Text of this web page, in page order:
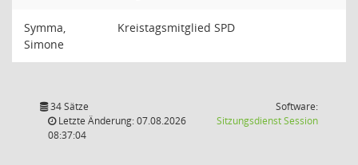
Symma,
Simone
Kreistagsmitglied SPD
34 Sätze
Letzte Änderung: 07.08.2026
08:37:04
Software:
SitzungsdienstSession(Wird in